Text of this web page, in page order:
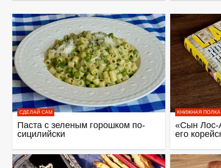
СДЕЛАЙ САМ
Паста с зеленым горошком по-
сицилийски
КНИЖНАЯ ПОЛКА
«Сын Лос-
его